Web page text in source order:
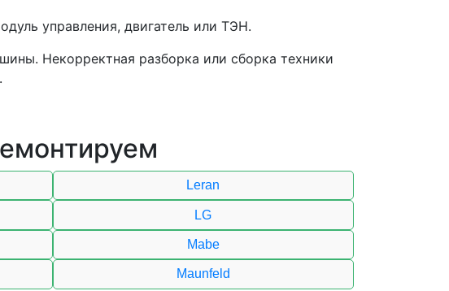
управления, двигатель или ТЭН.
Некорректная разборка или сборка техники
Leran
LG
Mabe
Maunfeld